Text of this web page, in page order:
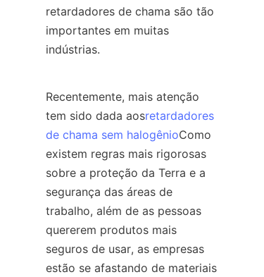
retardadores de chama são tão
importantes em muitas
indústrias.
Recentemente, mais atenção
tem sido dada aosretardadores
de chama sem halogênioComo
existem regras mais rigorosas
sobre a proteção da Terra e a
segurança das áreas de
trabalho, além de as pessoas
quererem produtos mais
seguros de usar, as empresas
estão se afastando de materiais